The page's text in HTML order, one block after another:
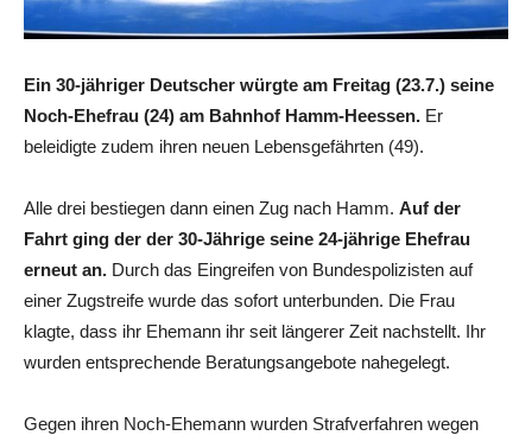
Ein 30-jähriger Deutscher würgte am Freitag (23.7.) seine
Noch-Ehefrau (24) am Bahnhof Hamm-Heessen. Er
beleidigte zudem ihren neuen Lebensgefährten (49).
Alle drei bestiegen dann einen Zug nach Hamm. Auf der
Fahrt ging der der 30-Jährige seine 24-jährige Ehefrau
erneut an. Durch das Eingreifen von Bundespolizisten auf
einer Zugstreife wurde das sofort unterbunden. Die Frau
klagte, dass ihr Ehemann ihr seit längerer Zeit nachstellt. Ihr
wurden entsprechende Beratungsangebote nahegelegt.
Gegen ihren Noch-Ehemann wurden Strafverfahren wegen